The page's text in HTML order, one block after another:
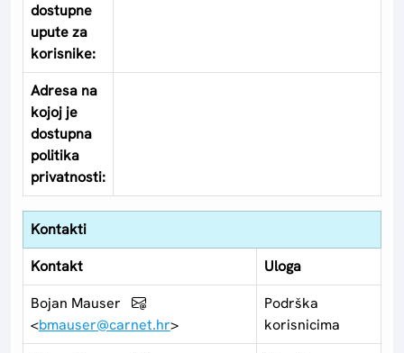
dostupne
upute za
korisnike:
Adresa na
kojoj je
dostupna
politika
privatnosti:
Kontakti
Kontakt
Uloga
Bojan Mauser
<bmauser@carnet.hr>
Podrška
korisnicima